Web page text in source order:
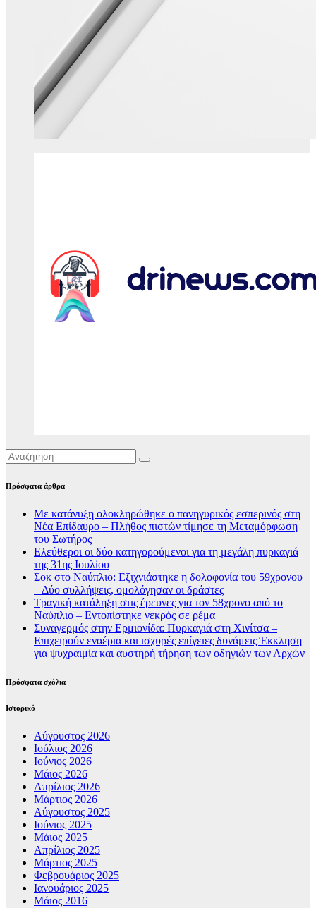
Πρόσφατα άρθρα
Με κατάνυξη ολοκληρώθηκε ο πανηγυρικός εσπερινός στη
Νέα Επίδαυρο – Πλήθος πιστών τίμησε τη Μεταμόρφωση
του Σωτήρος
Ελεύθεροι οι δύο κατηγορούμενοι για τη μεγάλη πυρκαγιά
της 31ης Ιουλίου
Σοκ στο Ναύπλιο: Εξιχνιάστηκε η δολοφονία του 59χρονου
– Δύο συλλήψεις, ομολόγησαν οι δράστες
Τραγική κατάληξη στις έρευνες για τον 58χρονο από το
Ναύπλιο – Εντοπίστηκε νεκρός σε ρέμα
Συναγερμός στην Ερμιονίδα: Πυρκαγιά στη Χινίτσα –
Επιχειρούν εναέρια και ισχυρές επίγειες δυνάμεις Έκκληση
για ψυχραιμία και αυστηρή τήρηση των οδηγιών των Αρχών
Πρόσφατα σχόλια
Ιστορικό
Αύγουστος 2026
Ιούλιος 2026
Ιούνιος 2026
Μάιος 2026
Απρίλιος 2026
Μάρτιος 2026
Αύγουστος 2025
Ιούνιος 2025
Μάιος 2025
Απρίλιος 2025
Μάρτιος 2025
Φεβρουάριος 2025
Ιανουάριος 2025
Μάιος 2016